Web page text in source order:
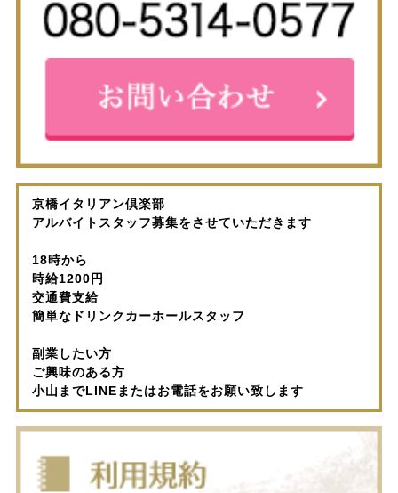
京橋イタリアン倶楽部
アルバイトスタッフ募集をさせていただきます
18時から
時給1200円
交通費支給
簡単なドリンクカーホールスタッフ
副業したい方
ご興味のある方
小山までLINEまたはお電話をお願い致します